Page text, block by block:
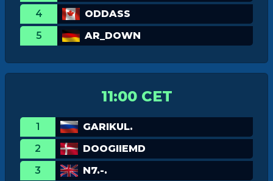
4
ODDASS
5
AR_DOWN
11:00 CET
1
GARIKUL.
2
DOOGIIEMD
3
N7.-.